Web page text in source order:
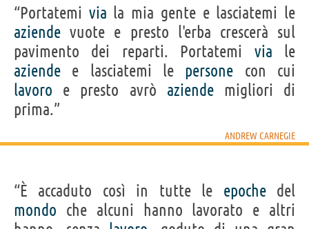
“Portatemi via la mia gente e lasciatemi le
aziende vuote e presto l'erba crescerà sul
pavimento dei reparti. Portatemi via le
aziende e lasciatemi le persone con cui
lavoro e presto avrò aziendemigliori di
prima.”
ANDREW CARNEGIE
“È accaduto così in tutte le epochedel
mondo che alcuni hanno lavorato e altri